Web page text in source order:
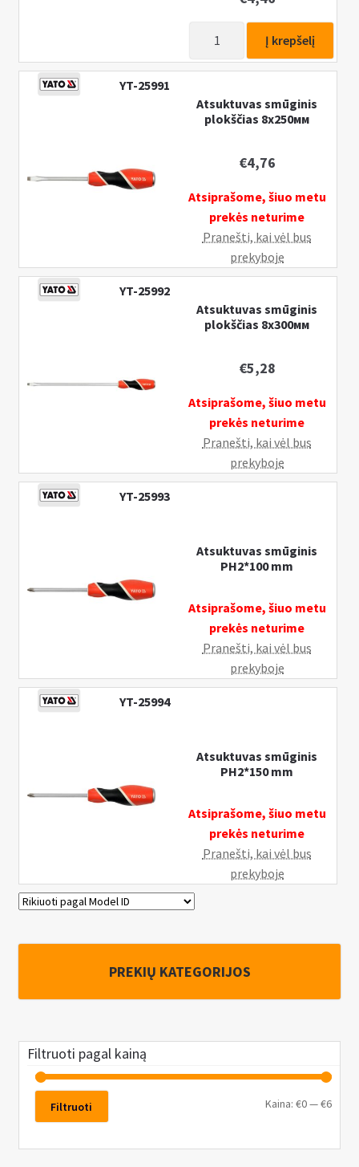
Atsuktuvas
plokščias
Į krepšelį
YT-25991
Atsuktuvas smūginis
plokščias 8х250мм
€4,76
Atsiprašome, šiuo metu
prekės neturime
Pranešti, kai vėl bus
prekyboje
YT-25992
Atsuktuvas smūginis
plokščias 8х300мм
€5,28
Atsiprašome, šiuo metu
prekės neturime
Pranešti, kai vėl bus
prekyboje
YT-25993
Atsuktuvas smūginis
PH2*100 mm
Atsiprašome, šiuo metu
prekės neturime
Pranešti, kai vėl bus
prekyboje
YT-25994
Atsuktuvas smūginis
PH2*150 mm
Atsiprašome, šiuo metu
prekės neturime
Pranešti, kai vėl bus
prekyboje
PREKIŲ KATEGORIJOS
Filtruoti pagal kainą
Filtruoti Kaina:€0—€6